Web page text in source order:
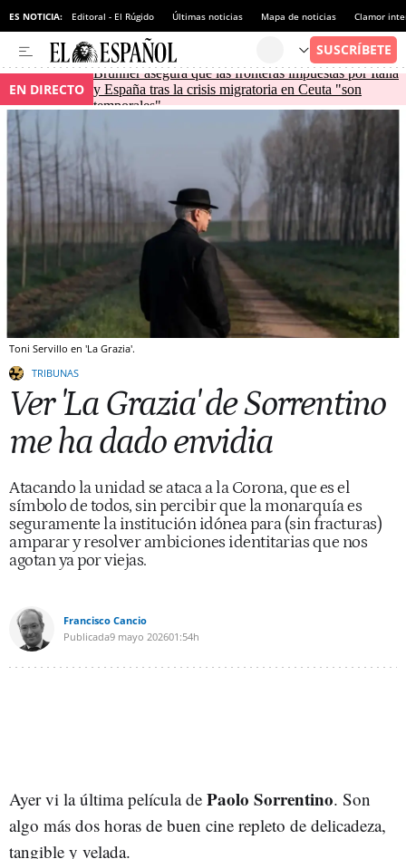
ES NOTICIA: Editoral - El Rúgido Últimas noticias Mapa de noticias Clamor
EN DIRECTO
Brunner asegura que las fronteras impuestas por Italia
y España tras la crisis migratoria en Ceuta "son
temporales"
Toni Servillo en 'La Grazia'.
TRIBUNAS
Ver 'La Grazia' de Sorrentino
me ha dado envidia
Atacando la unidad se ataca a la Corona, que es el
símbolo de todos, sin percibir que la monarquía es
seguramente la institución idónea para (sin fracturas)
amparar y resolver ambiciones identitarias que nos
agotan ya por viejas.
Francisco Cancio
Publicada9 mayo 202601:54h
Ayer vi la última película de Paolo Sorrentino. Son
algo más dos horas de buen cine repleto de delicadeza,
tangible y velada.